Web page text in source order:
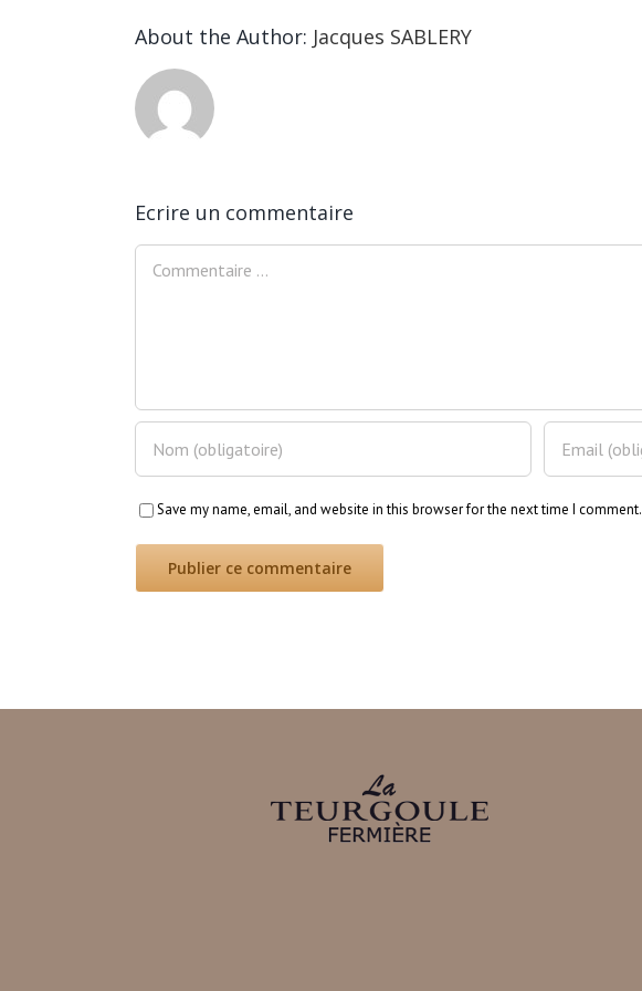
About the Author: Jacques SABLERY
Ecrire un commentaire
Comment
Save my name, email, and website in this browser for the next time I comment.